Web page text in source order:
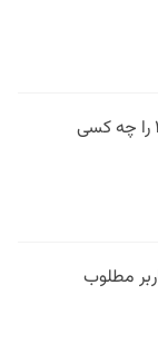
فیلتر در وقت اضافه؛ فوتبال ۳۶۰ را چه کسی
مطلوب